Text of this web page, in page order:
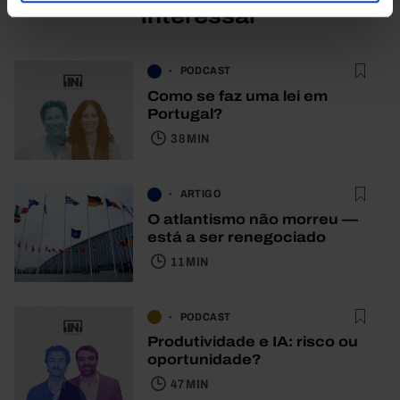
interessar
PODCAST
Como se faz uma lei em
Portugal?
38 MIN
ARTIGO
O atlantismo não morreu —
está a ser renegociado
11 MIN
PODCAST
Produtividade e IA: risco ou
oportunidade?
47 MIN